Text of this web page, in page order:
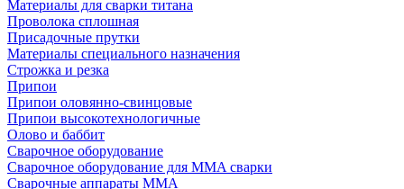
Материалы для сварки титана
Проволока сплошная
Присадочные прутки
Материалы специального назначения
Строжка и резка
Припои
Припои оловянно-свинцовые
Припои высокотехнологичные
Олово и баббит
Сварочное оборудование
Сварочное оборудование для MMA сварки
Сварочные аппараты MMA